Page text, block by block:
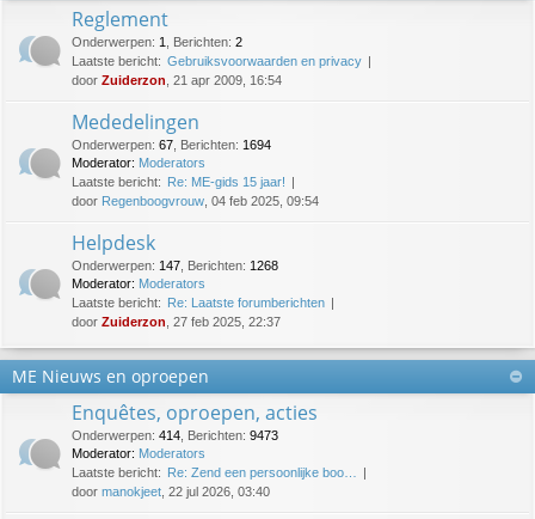
s
Reglement
Onderwerpen: 1 Berichten: 2
Laatste bericht: Gebruiksvoorwaarden en privacy
door Zuiderzon , 21 apr 2009, 16:54
Mededelingen
Onderwerpen: 67 Berichten: 1694
Moderator: Moderators
Laatste bericht: Re: ME-gids 15 jaar!
door Regenboogvrouw , 04 feb 2025, 09:54
Helpdesk
Onderwerpen: 147 Berichten: 1268
Moderator: Moderators
Laatste bericht: Re: Laatste forumberichten
door Zuiderzon , 27 feb 2025, 22:37
ME Nieuws en oproepen
Enquêtes, oproepen, acties
Onderwerpen: 414 Berichten: 9473
Moderator: Moderators
Laatste bericht: Re: Zend een persoonlijke boo…
door manokjeet , 22 jul 2026, 03:40